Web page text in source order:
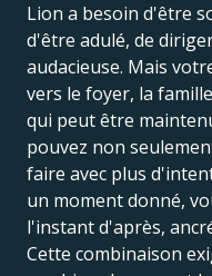
Lion a besoin d'être
d'être adulé, de
audacieuse. Mais
vers le foyer, la
qui peut être
pouvez non
faire avec plus
un moment donné,
l'instant d'après,
Cette combinaison